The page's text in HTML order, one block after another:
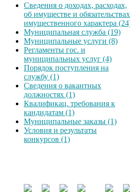
Сведения о доходах, расходах,
об имуществе и обязательствах
имущественного характера
Муниципальная служба (19)
Муниципальные услуги (8)
Регламенты гос. и
муниципальных услуг (4)
Порядок поступления на
службу (1)
Сведения о вакантных
должностях (1)
Квалификац. требования к
кандидатам (1)
Муниципальные заказы (1)
Условия и результаты
конкурсов (1)